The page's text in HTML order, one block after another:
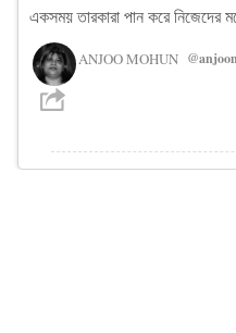
একসময় তারকারা পান করে নিজেদের
ANJOO MOHUN